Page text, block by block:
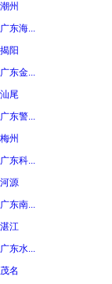
潮州
广东海...
揭阳
广东金...
汕尾
广东警...
梅州
广东科...
河源
广东南...
湛江
广东水...
茂名